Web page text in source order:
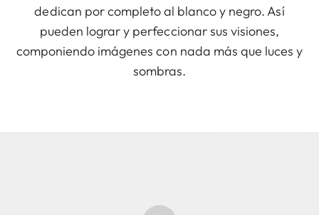
dedican por completo al blanco y negro. Así
pueden lograr y perfeccionar sus visiones,
componiendo imágenes con nada más que luces y
sombras.